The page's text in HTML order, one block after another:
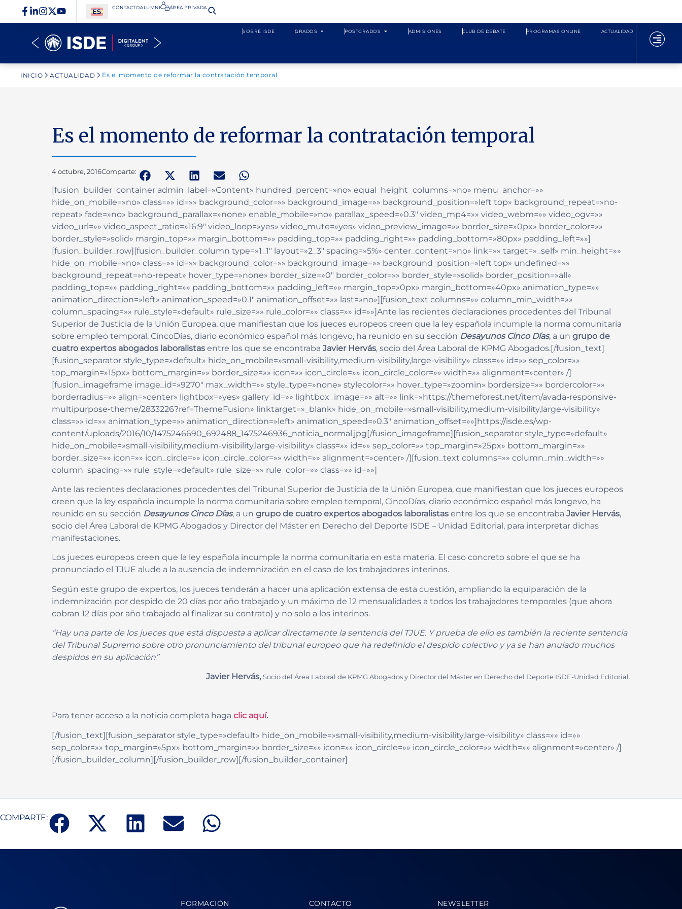
CONTACTOALUMNI ÁREA PRIVADA​
SOBRE ISDE GRADOS POSTGRADOS ADMISIONES CLUB DE DEBATE PROGRAMAS ONLINE ACTUALIDAD
INICIO ACTUALIDAD Es el momento de reformar la contratación temporal
Es el momento de reformar la contratación temporal
4 octubre, 2016Comparte:
[fusion_builder_container admin_label=»Content» hundred_percent=»no» equal_height_columns=»no» menu_anchor=»»
hide_on_mobile=»no» class=»» id=»» background_color=»» background_image=»» background_position=»left top» background_repeat=»no-
repeat» fade=»no» background_parallax=»none» enable_mobile=»no» parallax_speed=»0.3″ video_mp4=»» video_webm=»» video_ogv=»»
video_url=»» video_aspect_ratio=»16:9″ video_loop=»yes» video_mute=»yes» video_preview_image=»» border_size=»0px» border_color=»»
border_style=»solid» margin_top=»» margin_bottom=»» padding_top=»» padding_right=»» padding_bottom=»80px» padding_left=»»]
[fusion_builder_row][fusion_builder_column type=»1_1″ layout=»2_3″ spacing=»5%» center_content=»no» link=»» target=»_self» min_height=»»
hide_on_mobile=»no» class=»» id=»» background_color=»» background_image=»» background_position=»left top» undefined=»»
background_repeat=»no-repeat» hover_type=»none» border_size=»0″ border_color=»» border_style=»solid» border_position=»all»
padding_top=»» padding_right=»» padding_bottom=»» padding_left=»» margin_top=»0px» margin_bottom=»40px» animation_type=»»
animation_direction=»left» animation_speed=»0.1″ animation_offset=»» last=»no»][fusion_text columns=»» column_min_width=»»
column_spacing=»» rule_style=»default» rule_size=»» rule_color=»» class=»» id=»»]Ante las recientes declaraciones procedentes del Tribunal
Superior de Justicia de la Unión Europea, que manifiestan que los jueces europeos creen que la ley española incumple la norma comunitaria
sobre empleo temporal, CincoDías, diario económico español más longevo, ha reunido en su sección Desayunos Cinco Días, a un grupo de
cuatro expertos abogados laboralistas entre los que se encontraba Javier Hervás, socio del Área Laboral de KPMG Abogados.[/fusion_text]
[fusion_separator style_type=»default» hide_on_mobile=»small-visibility,medium-visibility,large-visibility» class=»» id=»» sep_color=»»
top_margin=»15px» bottom_margin=»» border_size=»» icon=»» icon_circle=»» icon_circle_color=»» width=»» alignment=»center» /]
[fusion_imageframe image_id=»9270″ max_width=»» style_type=»none» stylecolor=»» hover_type=»zoomin» bordersize=»» bordercolor=»»
borderradius=»» align=»center» lightbox=»yes» gallery_id=»» lightbox_image=»» alt=»» link=»https://themeforest.net/item/avada-responsive-
multipurpose-theme/2833226?ref=ThemeFusion» linktarget=»_blank» hide_on_mobile=»small-visibility,medium-visibility,large-visibility»
class=»» id=»» animation_type=»» animation_direction=»left» animation_speed=»0.3″ animation_offset=»»]https://isde.es/wp-
content/uploads/2016/10/1475246690_692488_1475246936_noticia_normal.jpg[/fusion_imageframe][fusion_separator style_type=»default»
hide_on_mobile=»small-visibility,medium-visibility,large-visibility» class=»» id=»» sep_color=»» top_margin=»25px» bottom_margin=»»
border_size=»» icon=»» icon_circle=»» icon_circle_color=»» width=»» alignment=»center» /][fusion_text columns=»» column_min_width=»»
column_spacing=»» rule_style=»default» rule_size=»» rule_color=»» class=»» id=»»]
Ante las recientes declaraciones procedentes del Tribunal Superior de Justicia de la Unión Europea, que manifiestan que los jueces europeos
creen que la ley española incumple la norma comunitaria sobre empleo temporal, CincoDías, diario económico español más longevo, ha
reunido en su sección Desayunos Cinco Días, a un grupo de cuatro expertos abogados laboralistas entre los que se encontraba Javier Hervás,
socio del Área Laboral de KPMG Abogados y Director del Máster en Derecho del Deporte ISDE – Unidad Editorial, para interpretar dichas
manifestaciones.
Los jueces europeos creen que la ley española incumple la norma comunitaria en esta materia. El caso concreto sobre el que se ha
pronunciado el TJUE alude a la ausencia de indemnización en el caso de los trabajadores interinos.
Según este grupo de expertos, los jueces tenderán a hacer una aplicación extensa de esta cuestión, ampliando la equiparación de la
indemnización por despido de 20 días por año trabajado y un máximo de 12 mensualidades a todos los trabajadores temporales (que ahora
cobran 12 días por año trabajado al finalizar su contrato) y no solo a los interinos.
“Hay una parte de los jueces que está dispuesta a aplicar directamente la sentencia del TJUE. Y prueba de ello es también la reciente sentencia
del Tribunal Supremo sobre otro pronunciamiento del tribunal europeo que ha redefinido el despido colectivo y ya se han anulado muchos
despidos en su aplicación”
Javier Hervás, Socio del Área Laboral de KPMG Abogados y Director del Máster en Derecho del Deporte ISDE-Unidad Editorial.
Para tener acceso a la noticia completa haga clic aquí.
[/fusion_text][fusion_separator style_type=»default» hide_on_mobile=»small-visibility,medium-visibility,large-visibility» class=»» id=»»
sep_color=»» top_margin=»5px» bottom_margin=»» border_size=»» icon=»» icon_circle=»» icon_circle_color=»» width=»» alignment=»center» /]
[/fusion_builder_column][/fusion_builder_row][/fusion_builder_container]
COMPARTE:
FORMACIÓN CONTACTO NEWSLETTER